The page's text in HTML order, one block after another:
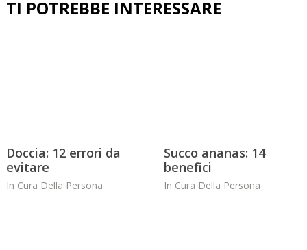
Doccia: 12 errori da
evitare
In Cura Della Persona
Succo ananas: 14
benefici
In Cura Della Persona